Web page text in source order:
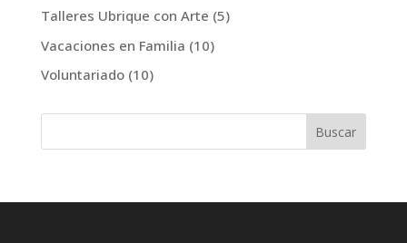
Talleres Ubrique con Arte (5)
Vacaciones en Familia (10)
Voluntariado(10)